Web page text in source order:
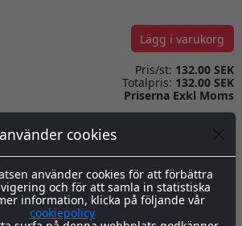
cookies
använder cookies för att förbättra
och för att samla in statistiska
information, klicka på följande vår
cookiepolicy
Lägg i varukorg
Pris/st: 132.00 SEK
Totalpris: 132.00 SEK
Priserna Exkl Moms
Dokument